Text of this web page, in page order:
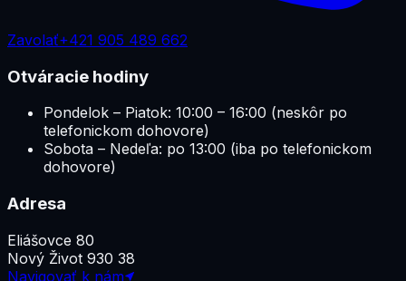
Zavolať+421 905 489 662
Otváracie hodiny
Pondelok – Piatok: 10:00 – 16:00 (neskôr po
telefonickom dohovore)
Sobota – Nedeľa: po 13:00 (iba po telefonickom
dohovore)
Adresa
Eliášovce 80
Nový Život 930 38
Navigovať k nám